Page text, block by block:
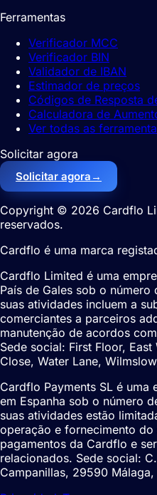
Ferramentas
Verificador MCC
Verificador BIN
Validador de IBAN
Estimador de preços
Códigos de Resposta
Calculadora de
Ver todas as
Solicitar agora
Solicitar agora →
Copyright © 2026 Cardflo
reservados.
Cardflo é uma marca
Cardflo Limited é uma
País de Gales sob o número
suas atividades incluem a
comerciantes a parceiros
manutenção de acordos
Sede social: First Floor,
Close, Water Lane,
Cardflo Payments SL é uma
em Espanha sob o número
suas atividades estão
operação e fornecimento
pagamentos da Cardflo e
relacionados. Sede social:
Campanillas, 29590 Málaga,